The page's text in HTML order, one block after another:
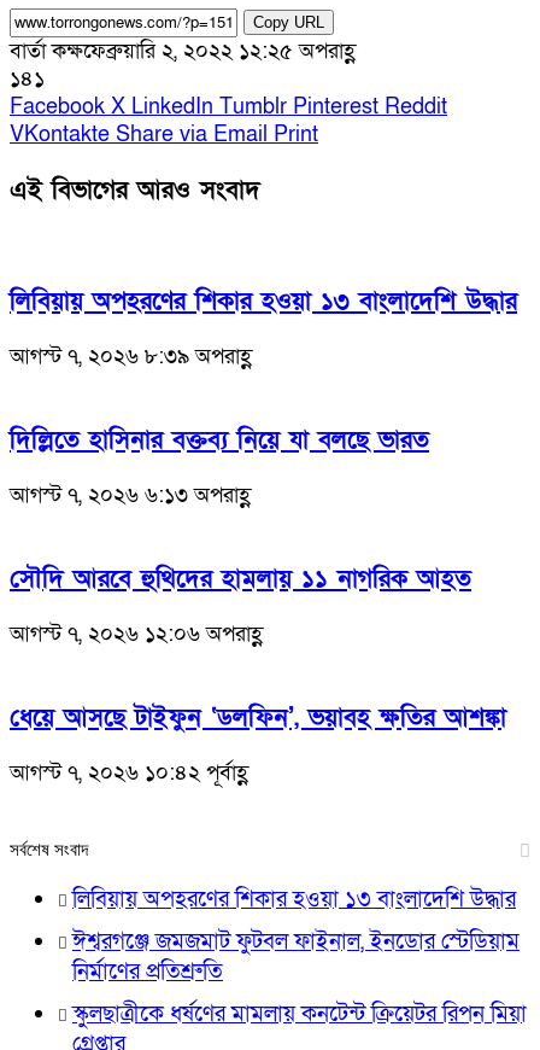
Copy URL
বার্তা কক্ষফেব্রুয়ারি ২, ২০২২ ১২:২৫ অপরাহ্ণ
১৪১
Facebook X LinkedIn Tumblr Pinterest Reddit
VKontakte Share via Email Print
এই বিভাগের আরও সংবাদ
লিবিয়ায় অপহরণের শিকার হওয়া ১৩ বাংলাদেশি উদ্ধার
আগস্ট ৭, ২০২৬ ৮:৩৯ অপরাহ্ণ
দিল্লিতে হাসিনার বক্তব্য নিয়ে যা বলছে ভারত
আগস্ট ৭, ২০২৬ ৬:১৩ অপরাহ্ণ
সৌদি আরবে হুথিদের হামলায় ১১ নাগরিক আহত
আগস্ট ৭, ২০২৬ ১২:০৬ অপরাহ্ণ
ধেয়ে আসছে টাইফুন ‘ডলফিন’, ভয়াবহ ক্ষতির আশঙ্কা
আগস্ট ৭, ২০২৬ ১০:৪২ পূর্বাহ্ণ
সর্বশেষ সংবাদ
লিবিয়ায় অপহরণের শিকার হওয়া ১৩ বাংলাদেশি উদ্ধার
ঈশ্বরগঞ্জে জমজমাট ফুটবল ফাইনাল, ইনডোর স্টেডিয়াম
নির্মাণের প্রতিশ্রুতি
স্কুলছাত্রীকে ধর্ষণের মামলায় কনটেন্ট ক্রিয়েটর রিপন মিয়া